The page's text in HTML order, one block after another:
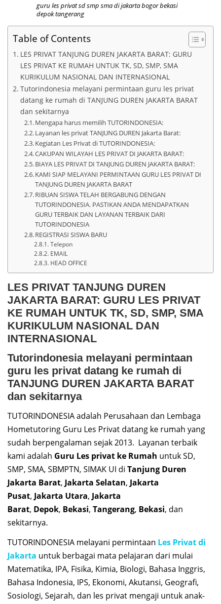
guru les privat sd smp sma di jakarta bogor bekasi
depok tangerang
Table of Contents
LES PRIVAT TANJUNG DUREN JAKARTA BARAT: GURU
LES PRIVAT KE RUMAH UNTUK TK, SD, SMP, SMA
KURIKULUM NASIONAL DAN INTERNASIONAL
Tutorindonesia melayani permintaan guru les privat
datang ke rumah di TANJUNG DUREN JAKARTA BARAT
dan sekitarnya
Mengapa harus memilih TUTORINDONESIA:
Layanan les privat TANJUNG DUREN Jakarta Barat:
Kegiatan Les Privat di TUTORINDONESIA:
CAKUPAN WILAYAH LES PRIVAT DI JAKARTA BARAT:
BIAYA LES PRIVAT DI TANJUNG DUREN JAKARTA BARAT:
KAMI SIAP MELAYANI PERMINTAAN GURU LES PRIVAT DI
TANJUNG DUREN JAKARTA BARAT
RIBUAN SISWA TELAH BERGABUNG DENGAN
TUTORINDONESIA. PASTIKAN ANDA MENDAPATKAN
GURU TERBAIK DAN LAYANAN TERBAIK DARI
TUTORINDONESIA
REGISTRASI SISWA BARU
Telepon
EMAIL
HEAD OFFICE
LES PRIVAT TANJUNG DUREN
JAKARTA BARAT: GURU LES PRIVAT
KE RUMAH UNTUK TK, SD, SMP, SMA
KURIKULUM NASIONAL DAN
INTERNASIONAL
Tutorindonesia melayani permintaan
guru les privat datang ke rumah di
TANJUNG DUREN JAKARTA BARAT
dan sekitarnya
TUTORINDONESIA adalah Perusahaan dan Lembaga
Hometutoring Guru Les Privat datang ke rumah yang
sudah berpengalaman sejak 2013. Layanan terbaik
kami adalah Guru Les privat ke Rumah untuk SD,
SMP, SMA, SBMPTN, SIMAK UI di Tanjung Duren
Jakarta Barat, Jakarta Selatan, Jakarta
Pusat, Jakarta Utara, Jakarta
Barat, Depok, Bekasi, Tangerang, Bekasi, dan
sekitarnya.
TUTORINDONESIA melayani permintaan Les Privat di
Jakarta untuk berbagai mata pelajaran dari mulai
Matematika, IPA, Fisika, Kimia, Biologi, Bahasa Inggris,
Bahasa Indonesia, IPS, Ekonomi, Akutansi, Geografi,
Sosiologi, Sejarah, dan les privat mengaji untuk anak-